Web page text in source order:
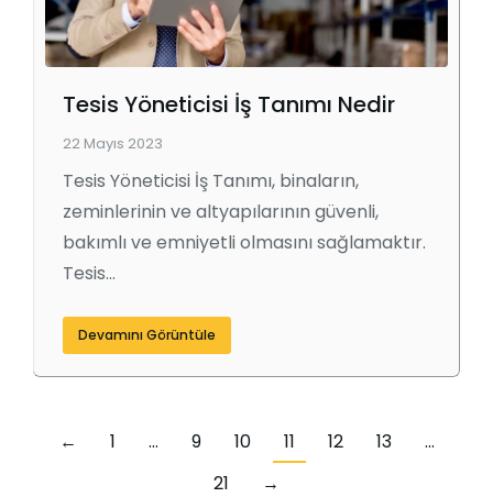
Tesis Yöneticisi İş Tanımı Nedir
22 Mayıs 2023
Tesis Yöneticisi İş Tanımı, binaların,
zeminlerinin ve altyapılarının güvenli,
bakımlı ve emniyetli olmasını sağlamaktır.
Tesis…
Devamını Görüntüle
← 1 … 9 10 11 12 13
…
21
→